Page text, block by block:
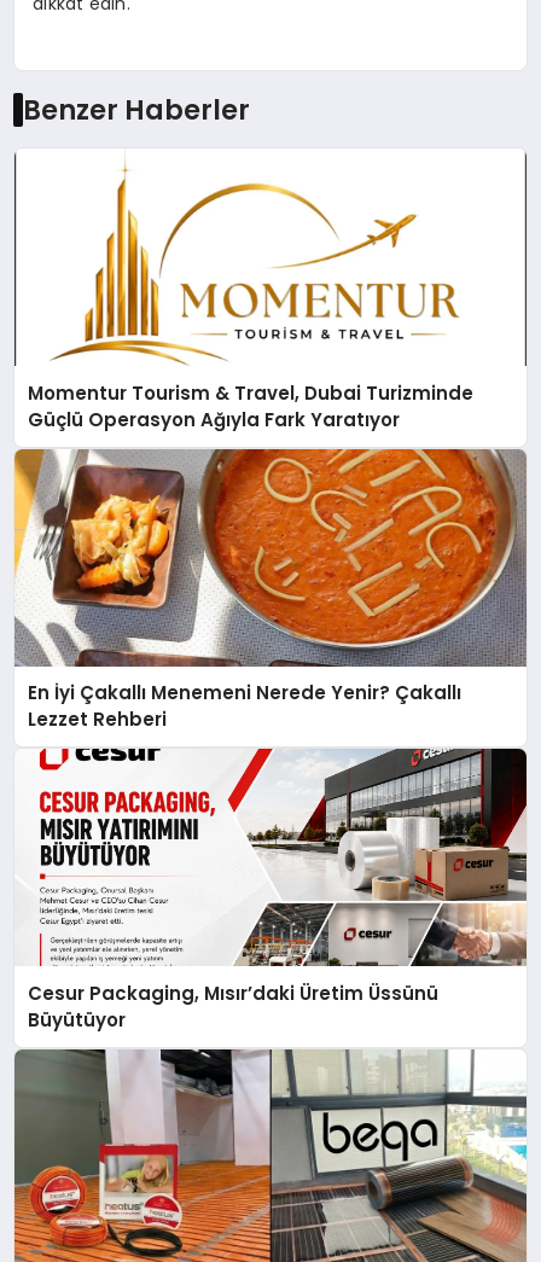
Benzer Haberler
Momentur Tourism & Travel, Dubai Turizminde
Güçlü Operasyon Ağıyla Fark Yaratıyor
En İyi Çakallı Menemeni Nerede Yenir? Çakallı
Lezzet Rehberi
Cesur Packaging, Mısır’daki Üretim Üssünü
Büyütüyor